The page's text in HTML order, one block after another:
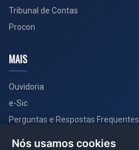
Tribunal de Contas
Procon
MAIS
Ouvidoria
e-Sic
Perguntas e Respostas Frequentes
Nós usamos cookies